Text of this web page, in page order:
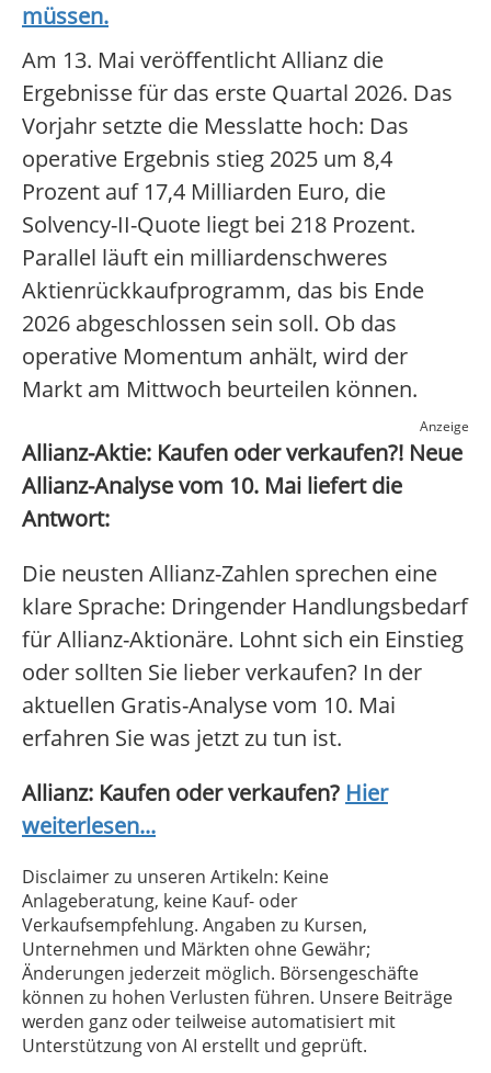
müssen.
Am 13. Mai veröffentlicht Allianz die
Ergebnisse für das erste Quartal 2026. Das
Vorjahr setzte die Messlatte hoch: Das
operative Ergebnis stieg 2025 um 8,4
Prozent auf 17,4 Milliarden Euro, die
Solvency-II-Quote liegt bei 218 Prozent.
Parallel läuft ein milliardenschweres
Aktienrückkaufprogramm, das bis Ende
2026 abgeschlossen sein soll. Ob das
operative Momentum anhält, wird der
Markt am Mittwoch beurteilen können.
Anzeige
Allianz-Aktie: Kaufen oder verkaufen?! Neue
Allianz-Analyse vom 10. Mai liefert die
Antwort:
Die neusten Allianz-Zahlen sprechen eine
klare Sprache: Dringender Handlungsbedarf
für Allianz-Aktionäre. Lohnt sich ein Einstieg
oder sollten Sie lieber verkaufen? In der
aktuellen Gratis-Analyse vom 10. Mai
erfahren Sie was jetzt zu tun ist.
Allianz: Kaufen oder verkaufen? Hier
weiterlesen...
Disclaimer zu unseren Artikeln: Keine
Anlageberatung, keine Kauf- oder
Verkaufsempfehlung. Angaben zu Kursen,
Unternehmen und Märkten ohne Gewähr;
Änderungen jederzeit möglich. Börsengeschäfte
können zu hohen Verlusten führen. Unsere Beiträge
werden ganz oder teilweise automatisiert mit
Unterstützung von AI erstellt und geprüft.